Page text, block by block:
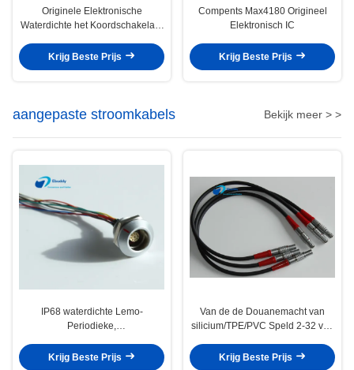
Originele Elektronische
Waterdichte het Koordschakelaar
van IC
Krijg Beste Prijs
Compents Max4180 Origineel
Elektronisch IC
Krijg Beste Prijs
aangepaste stroomkabels Bekijk meer > >
IP68 waterdichte Lemo-
Periodieke,
Uitbreidingskabel van de
Krijg Beste Prijs
Van de de Douanemacht van
silicium/TPE/PVC Speld 2-32 van
Jaargarantie
Krijg Beste Prijs